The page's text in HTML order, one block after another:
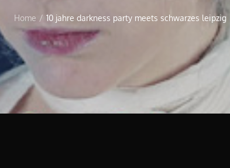
Home 10 jahre darkness party meets schwarzes leipzig